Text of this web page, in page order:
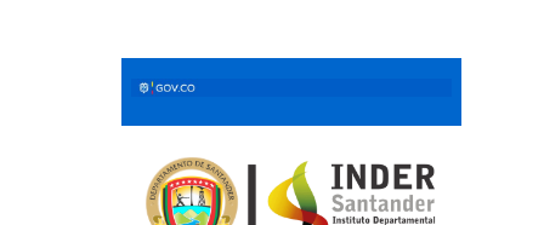
contenido